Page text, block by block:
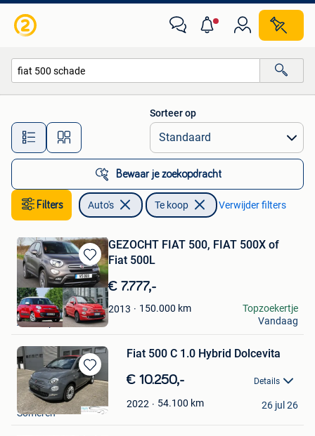
Alle afstanden…
Sorteer op
Bewaar je zoekopdracht
Filters Auto's Te koop Verwijder filters
Bewaren
in
Mijn
Favorieten
GEZOCHT FIAT 500, FIAT 500X of
Fiat 500L
€ 7.777,-
2013 150.000 km
Marleen
Antwerpen
Topzoekertje
Vandaag
Bewaren
in
Mijn
Favorieten
Fiat 500 C 1.0 Hybrid Dolcevita
€ 10.250,- Details
2022 54.100 km
RVR Auto's
Someren
26 jul 26